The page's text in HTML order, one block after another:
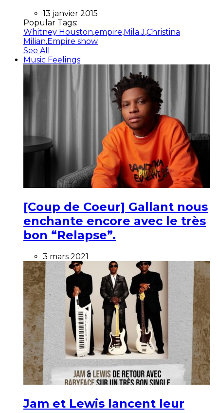
13 janvier 2015
Popular Tags:
Whitney Houston,empire,Mila J,Christina
Milian,Empire show
See All
Music Feelings
[Coup de Coeur] Gallant nous
enchante encore avec le très
bon “Relapse”.
3 mars 2021
Jam et Lewis lancent leur